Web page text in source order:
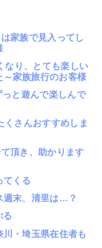
家族で見入ってし
なり、とても楽しい
家族旅行のお客様
と遊んで楽しんで
くさんおすすめしま
頂き、助かります
てくる
週末、清里は…？
る
・埼玉県在住者も